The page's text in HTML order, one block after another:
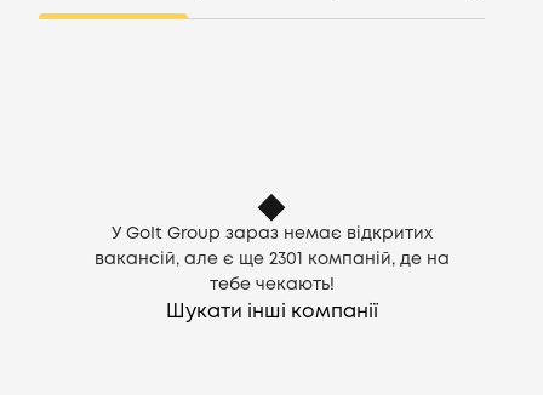
UA
У GoIt Group зараз немає відкритих
вакансій, але є ще 2301
компаній, де на
тебе чекають!
Шукати інші компанії